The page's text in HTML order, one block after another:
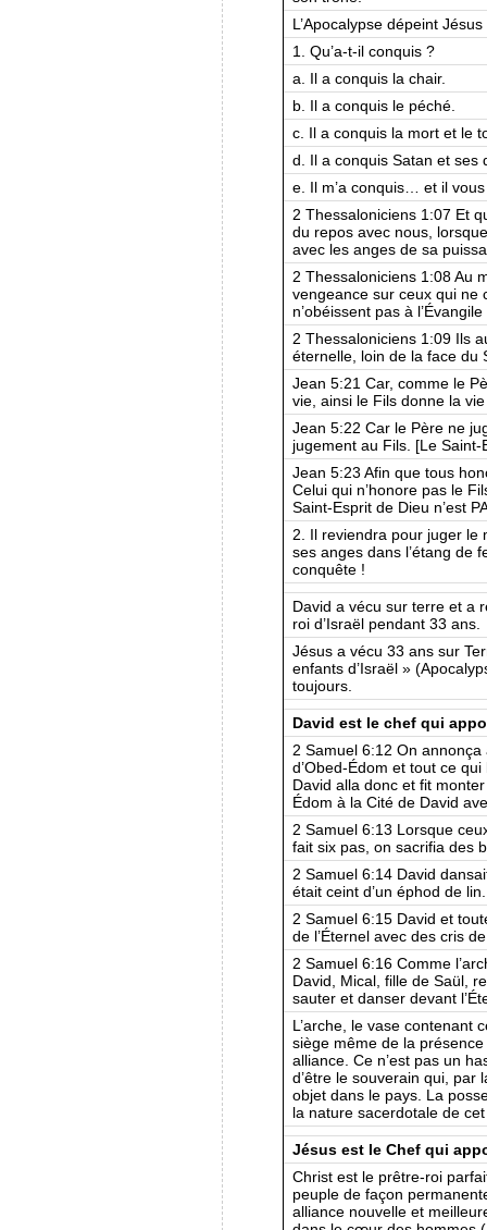
L’Apocalypse dépeint
1. Qu’a-t-il conquis ?
a. Il a conquis la chair.
b. Il a conquis le péché.
c. Il a conquis la mort et le
d. Il a conquis Satan et ses
e. Il m’a conquis… et il
2 Thessaloniciens 1:07 Et
du repos avec nous,
avec les anges de sa
2 Thessaloniciens 1:08 Au
vengeance sur ceux qui ne
n’obéissent pas à
2 Thessaloniciens 1:09 Ils
éternelle, loin de la face du
Jean 5:21 Car, comme le
vie, ainsi le Fils donne la
Jean 5:22 Car le Père ne
jugement au Fils. [Le Saint-
Jean 5:23 Afin que tous
Celui qui n’honore pas le
Saint-Esprit de Dieu n’est
2. Il reviendra pour juger le
ses anges dans l’étang de
conquête !
David a vécu sur terre et a
roi d’Israël pendant 33 ans.
Jésus a vécu 33 ans sur
enfants d’Israël »
toujours.
David est le chef qui
2 Samuel 6:12 On annonça
d’Obed-Édom et tout ce
David alla donc et fit
Édom à la Cité de David
2 Samuel 6:13 Lorsque
fait six pas, on sacrifia des
2 Samuel 6:14 David
était ceint d’un éphod de lin.
2 Samuel 6:15 David et
de l’Éternel avec des cris
2 Samuel 6:16 Comme
David, Mical, fille de Saül,
sauter et danser devant
L’arche, le vase contenant
siège même de la
alliance. Ce n’est pas un
d’être le souverain qui, par
objet dans le pays. La
la nature sacerdotale de
Jésus est le Chef qui
Christ est le prêtre-roi
peuple de façon
alliance nouvelle et